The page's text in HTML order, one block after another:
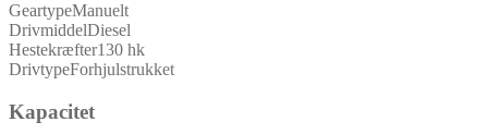
GeartypeManuelt
DrivmiddelDiesel
Hestekræfter130 hk
DrivtypeForhjulstrukket
Kapacitet